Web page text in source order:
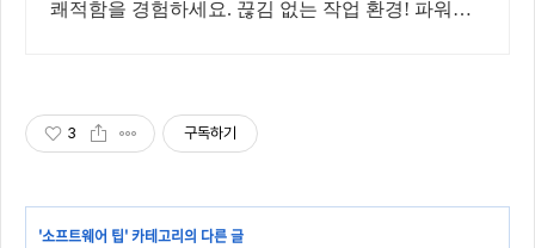
쾌적함을 경험하세요. 끊김 없는 작업 환경! 파워풀
3 구독하기
'소프트웨어 팁' 카테고리의 다른 글